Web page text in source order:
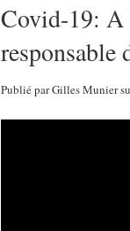
Covid-19: A
responsable
Publié par Gilles Munier